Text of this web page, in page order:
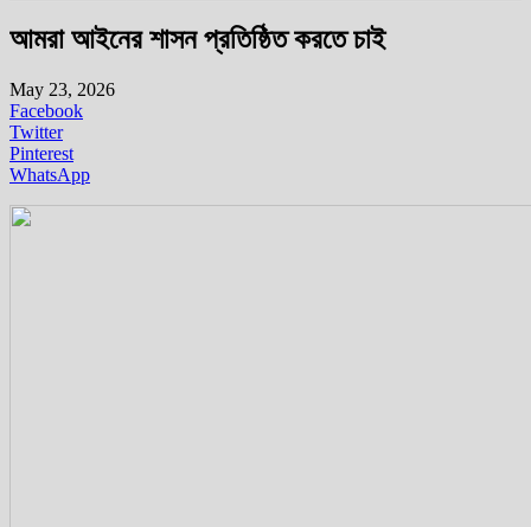
আমরা আইনের শাসন প্রতিষ্ঠিত করতে চাই
May 23, 2026
Facebook
Twitter
Pinterest
WhatsApp